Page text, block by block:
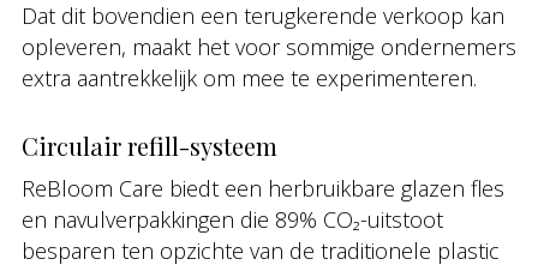
Dat dit bovendien een terugkerende verkoop kan
opleveren, maakt het voor sommige ondernemers
extra aantrekkelijk om mee te experimenteren.
Circulair refill-systeem
ReBloom Care biedt een herbruikbare glazen fles
en navulverpakkingen die 89% CO₂-uitstoot
besparen ten opzichte van de traditionele plastic